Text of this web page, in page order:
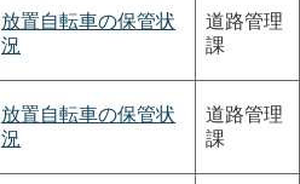
放置自転車の保管状
況
道路管理
課
放置自転車の保管状
況
道路管理
課